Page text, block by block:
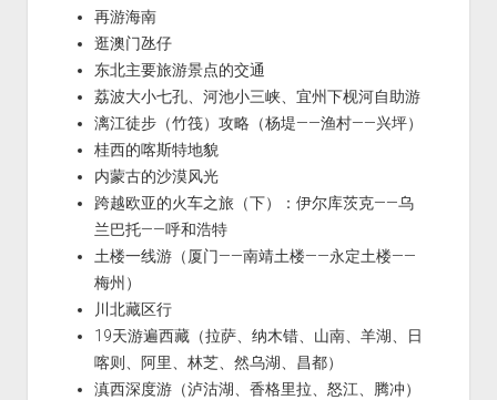
再游海南
逛澳门氹仔
东北主要旅游景点的交通
荔波大小七孔、河池小三峡、宜州下枧河自助游
漓江徒步（竹筏）攻略（杨堤——渔村——兴坪）
桂西的喀斯特地貌
内蒙古的沙漠风光
跨越欧亚的火车之旅（下）：伊尔库茨克——乌
兰巴托——呼和浩特
土楼一线游（厦门——南靖土楼——永定土楼——
梅州）
川北藏区行
19天游遍西藏（拉萨、纳木错、山南、羊湖、日
喀则、阿里、林芝、然乌湖、昌都）
滇西深度游（泸沽湖、香格里拉、怒江、腾冲）